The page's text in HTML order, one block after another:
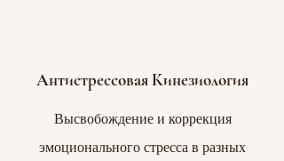
Антистрессовая Кинезиология
Высвобождение и коррекция
эмоционального стресса в разных